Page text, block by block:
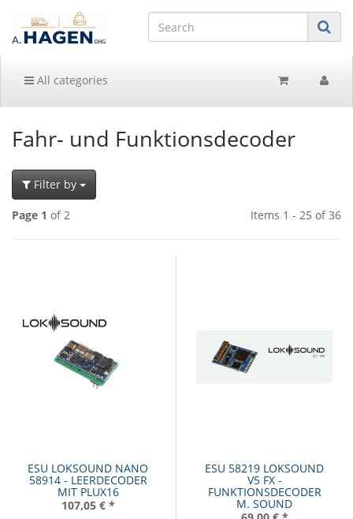
All categories
Fahr- und Funktionsdecoder
Filter by
Page 1 of 2 Items 1 - 25 of 36
ESU LOKSOUND NANO
58914 - LEERDECODER
MIT PLUX16
107,05 € *
ESU 58219 LOKSOUND
V5 FX -
FUNKTIONSDECODER
M. SOUND